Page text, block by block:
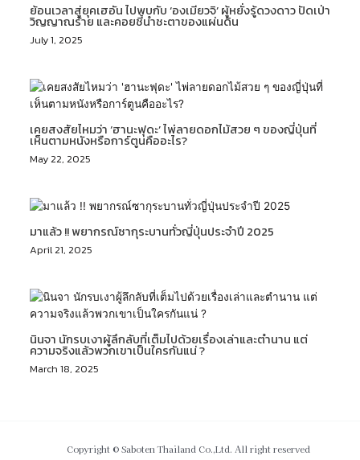
ย้อนเวลาสู่ยุคเฮอัน ไปพบกับ ‘องเมียวจิ’ ผู้หยั่งรู้ดวงดาว ปัดเป่า
วิญญาณร้าย และคอยชี้นำชะตาของแผ่นดิน
July 1, 2025
เคยสงสัยไหมว่า ‘ฮานะฟุดะ’ ไพ่ลายดอกไม้สวย ๆ ของญี่ปุ่นที่
เห็นตามหนังหรือการ์ตูนคืออะไร?
May 22, 2025
มาแล้ว !! พยากรณ์ซากุระบานทั่วญี่ปุ่นประจำปี 2025
April 21, 2025
นินจา นักรบเงาผู้ลึกลับที่เต็มไปด้วยเรื่องเล่าและตำนาน แต่
ความจริงแล้วพวกเขาเป็นใครกันแน่ ?
March 18, 2025
Copyright © Saboten Thailand Co.,Ltd. All right reserved